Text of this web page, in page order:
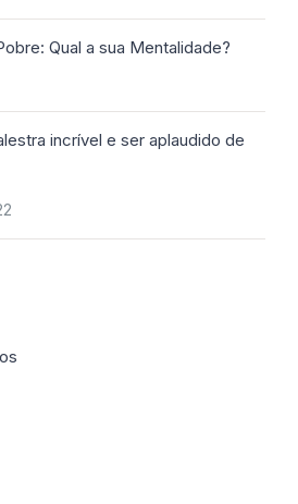
Qual a sua Mentalidade?
incrível e ser aplaudido de